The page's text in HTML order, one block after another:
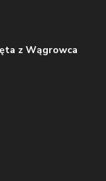
z Wągrowca